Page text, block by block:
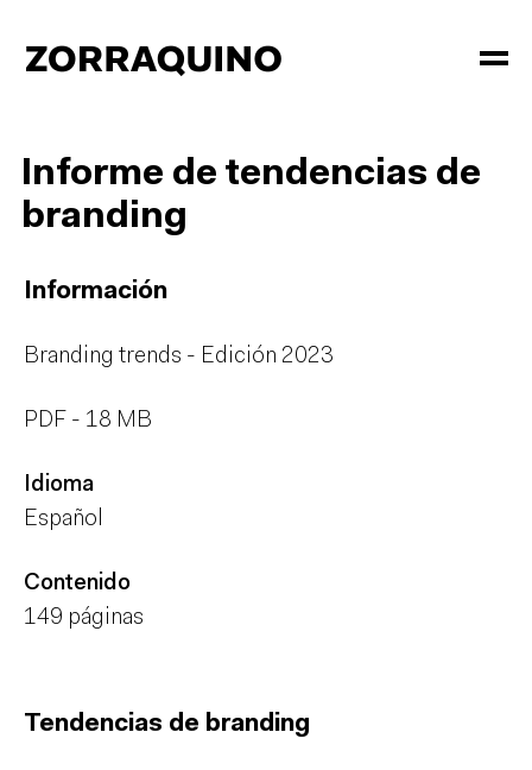
Informe de tendencias de
branding
Información
Branding trends - Edición 2023
PDF - 18 MB
Idioma
Español
Contenido
149 páginas
Tendencias de branding